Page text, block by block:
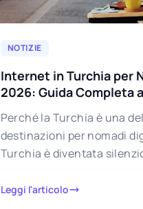
NOTIZIE
Internet in Turchia per
2026: Guida Completa
Perché la Turchia è una
destinazioni per nomadi
Turchia è diventata
Leggi l'articolo